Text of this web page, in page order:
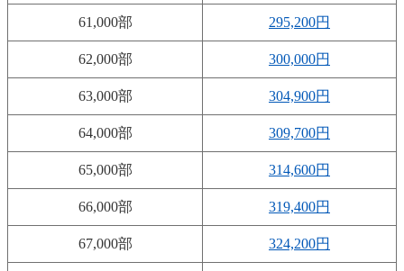
61,000部 295,200円
62,000部 300,000円
63,000部 304,900円
64,000部 309,700円
65,000部 314,600円
66,000部 319,400円
67,000部 324,200円